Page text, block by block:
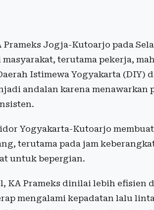
Jogja-Kutoarjo pada
terutama pekerja,
Istimewa Yogyakarta (DIY)
andalan karena menawarkan
Yogyakarta-Kutoarjo
terutama pada jam
untuk bepergian.
KA Prameks dinilai lebih efisien
mengalami kepadatan lalu